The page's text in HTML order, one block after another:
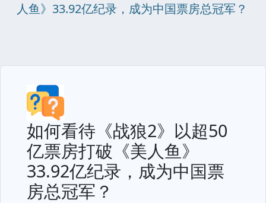
人鱼》33.92亿纪录，成为中国票房总冠军？
如何看待《战狼2》以超50
亿票房打破《美人鱼》
33.92亿纪录，成为中国票
房总冠军？